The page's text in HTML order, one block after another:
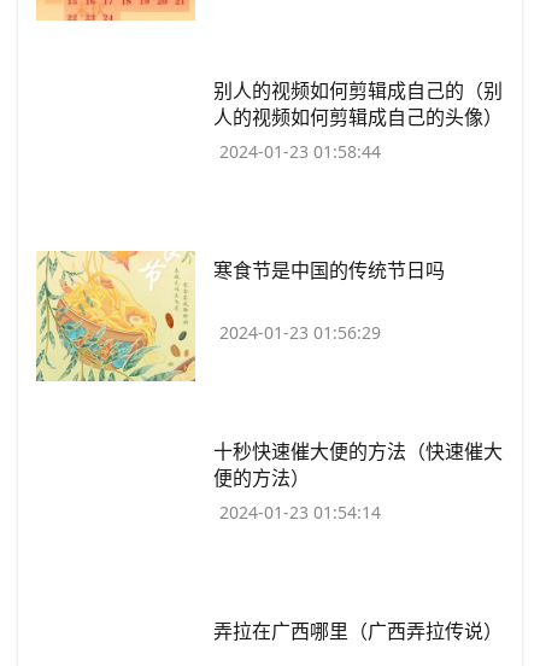
​别人的视频如何剪辑成自己的（别
人的视频如何剪辑成自己的头像）
2024-01-23 01:58:44
​寒食节是中国的传统节日吗
2024-01-23 01:56:29
​十秒快速催大便的方法（快速催大
便的方法）
2024-01-23 01:54:14
​弄拉在广西哪里（广西弄拉传说）